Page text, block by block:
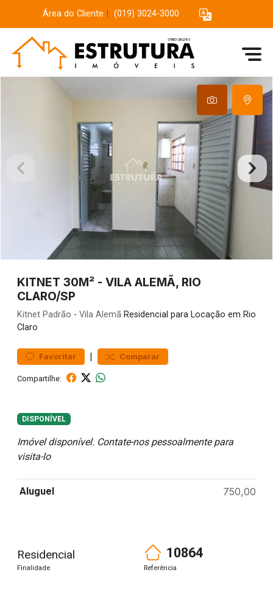
Área do Cliente (019) 3024-3000
KITNET 30M² - VILA ALEMÃ, RIO
CLARO/SP
Kitnet Padrão - Vila Alemã Residencial para Locação em Rio
Claro
Favoritar | Comparar
Compartilhe:
DISPONÍVEL
Imóvel disponível. Contate-nos pessoalmente para
visita-lo
Aluguel 750,00
Residencial
Finalidade
10864
Referência